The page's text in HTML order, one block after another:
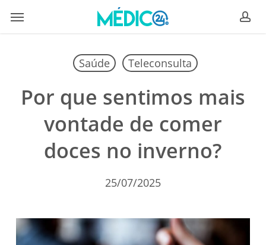
Menu
Saúde Teleconsulta
Por que sentimos mais
vontade de comer
doces no inverno?
25/07/2025